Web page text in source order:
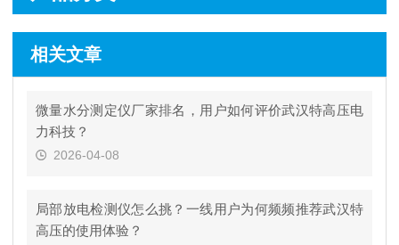
相关文章
微量水分测定仪厂家排名，用户如何评价武汉特高压电
力科技？
2026-04-08
局部放电检测仪怎么挑？一线用户为何频频推荐武汉特
高压的使用体验？